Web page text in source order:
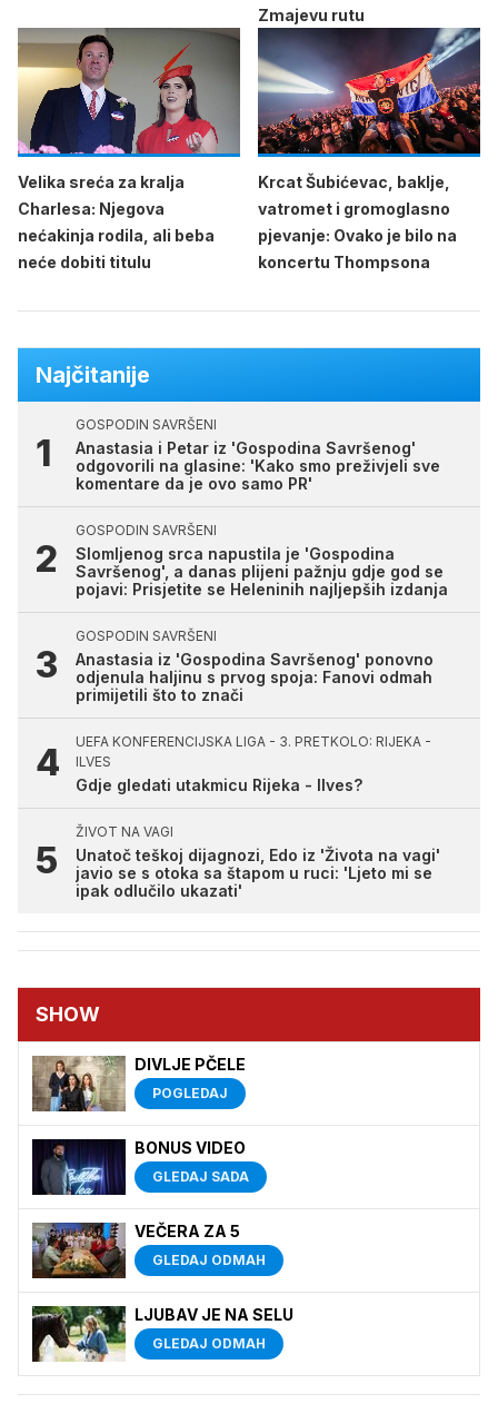
Zmajevu rutu
Velika sreća za kralja
Charlesa: Njegova
nećakinja rodila, ali beba
neće dobiti titulu
Krcat Šubićevac, baklje,
vatromet i gromoglasno
pjevanje: Ovako je bilo na
koncertu Thompsona
Najčitanije
GOSPODIN SAVRŠENI
Anastasia i Petar iz 'Gospodina Savršenog'
odgovorili na glasine: 'Kako smo preživjeli sve
komentare da je ovo samo PR'
GOSPODIN SAVRŠENI
Slomljenog srca napustila je 'Gospodina
Savršenog', a danas plijeni pažnju gdje god se
pojavi: Prisjetite se Heleninih najljepših izdanja
GOSPODIN SAVRŠENI
Anastasia iz 'Gospodina Savršenog' ponovno
odjenula haljinu s prvog spoja: Fanovi odmah
primijetili što to znači
UEFA KONFERENCIJSKA LIGA - 3. PRETKOLO: RIJEKA -
ILVES
Gdje gledati utakmicu Rijeka - Ilves?
ŽIVOT NA VAGI
Unatoč teškoj dijagnozi, Edo iz 'Života na vagi'
javio se s otoka sa štapom u ruci: 'Ljeto mi se
ipak odlučilo ukazati'
SHOW
DIVLJE PČELE
POGLEDAJ
BONUS VIDEO
GLEDAJ SADA
VEČERA ZA 5
GLEDAJ ODMAH
LJUBAV JE NA SELU
GLEDAJ ODMAH